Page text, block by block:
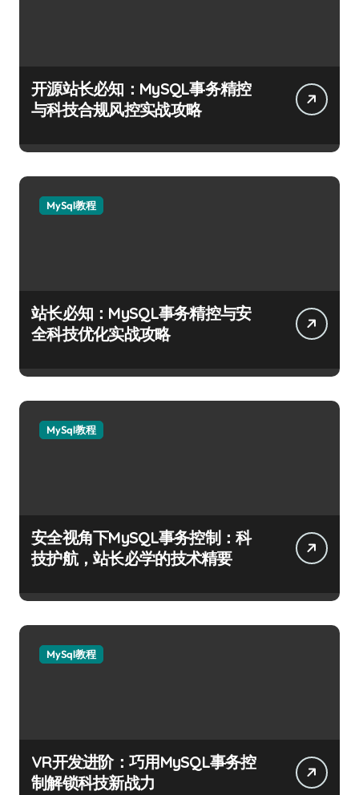
开源站长必知：MySQL事务精控
与科技合规风控实战攻略
MySql教程
站长必知：MySQL事务精控与安
全科技优化实战攻略
MySql教程
安全视角下MySQL事务控制：科
技护航，站长必学的技术精要
MySql教程
VR开发进阶：巧用MySQL事务控
制解锁科技新战力